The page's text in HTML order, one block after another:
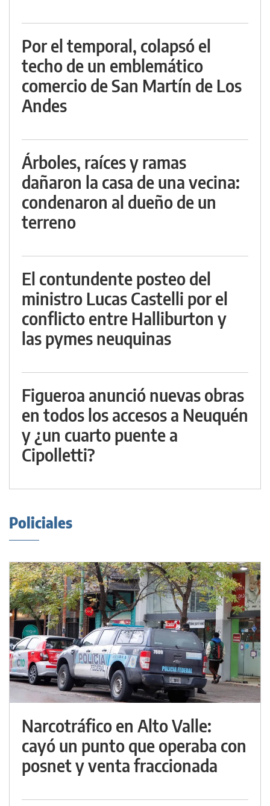
Por el temporal, colapsó el
techo de un emblemático
comercio de San Martín de Los
Andes
Árboles, raíces y ramas
dañaron la casa de una vecina:
condenaron al dueño de un
terreno
El contundente posteo del
ministro Lucas Castelli por el
conflicto entre Halliburton y
las pymes neuquinas
Figueroa anunció nuevas obras
en todos los accesos a Neuquén
y ¿un cuarto puente a
Cipolletti?
Policiales
Narcotráfico en Alto Valle:
cayó un punto que operaba con
posnet y venta fraccionada